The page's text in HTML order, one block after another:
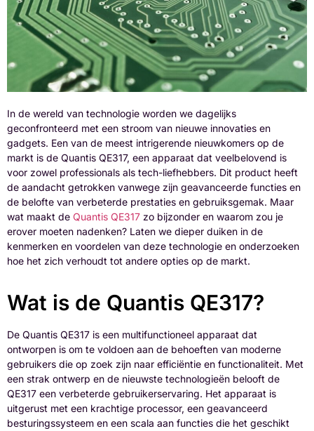
In de wereld van technologie worden we dagelijks
geconfronteerd met een stroom van nieuwe innovaties en
gadgets. Een van de meest intrigerende nieuwkomers op de
markt is de Quantis QE317, een apparaat dat veelbelovend is
voor zowel professionals als tech-liefhebbers. Dit product heeft
de aandacht getrokken vanwege zijn geavanceerde functies en
de belofte van verbeterde prestaties en gebruiksgemak. Maar
wat maakt de Quantis QE317 zo bijzonder en waarom zou je
erover moeten nadenken? Laten we dieper duiken in de
kenmerken en voordelen van deze technologie en onderzoeken
hoe het zich verhoudt tot andere opties op de markt.
Wat is de Quantis QE317?
De Quantis QE317 is een multifunctioneel apparaat dat
ontworpen is om te voldoen aan de behoeften van moderne
gebruikers die op zoek zijn naar efficiëntie en functionaliteit. Met
een strak ontwerp en de nieuwste technologieën belooft de
QE317 een verbeterde gebruikerservaring. Het apparaat is
uitgerust met een krachtige processor, een geavanceerd
besturingssysteem en een scala aan functies die het geschikt